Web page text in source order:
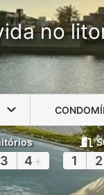
no
3 4 + 1 2